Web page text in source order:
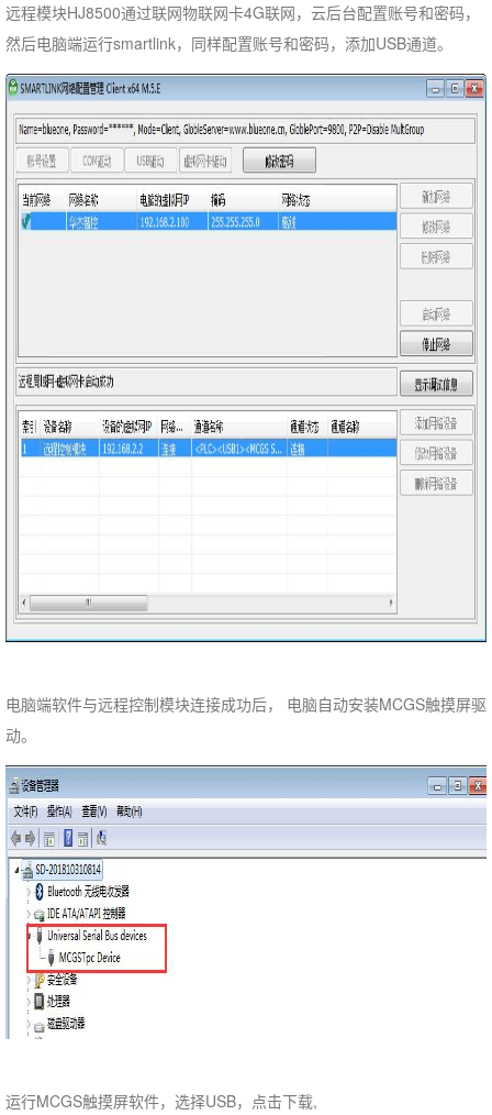
远程模块HJ8500通过联网物联网卡4G联网，云后台配置账号和密码，
然后电脑端运行smartlink，同样配置账号和密码，添加USB通道。
电脑端软件与远程控制模块连接成功后， 电脑自动安装MCGS触摸屏驱
动。
运行MCGS触摸屏软件，选择USB，点击下载,